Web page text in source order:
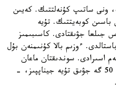
ونى ساتىپ كۇنەلتتىك. كەيىن
كوبەيتتىك. تۇيە
جىلعا جۋىقتادى. كاسىبىمىز
ءوزىم بالا كۇنىمنەن بۇل
اسىرادى. سوندىقتان ماعان
تاڭسىق بولعان جوق. 5 جىلدا 50 گە جۋىق تۇيە جيناپپىز، -